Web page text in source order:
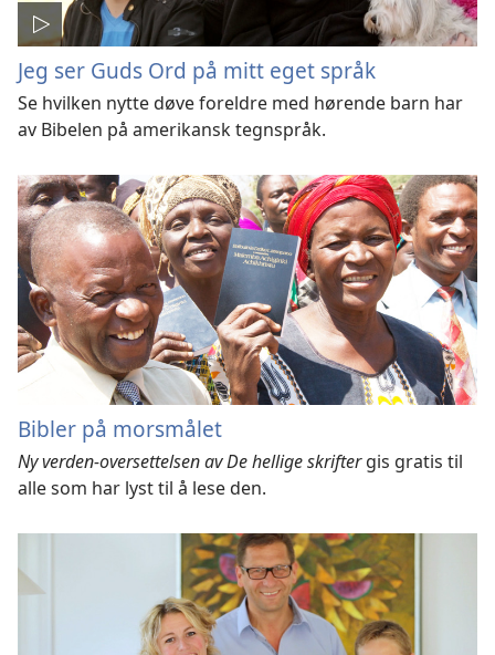
Jeg ser Guds Ord på mitt eget språk
Se hvilken nytte døve foreldre med hørende barn har
av Bibelen på amerikansk tegnspråk.
Bibler på morsmålet
Ny verden-oversettelsen av De hellige skriftergis gratis til
alle som har lyst til å lese den.